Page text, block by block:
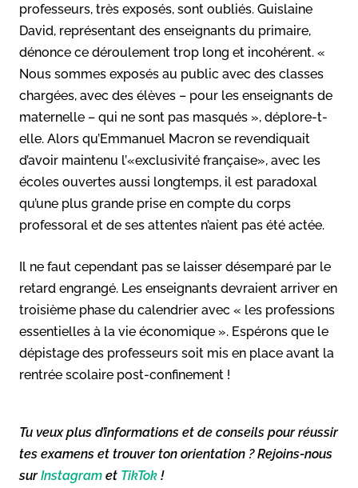
professeurs, très exposés, sont oubliés. Guislaine
David, représentant des enseignants du primaire,
dénonce ce déroulement trop long et incohérent. «
Nous sommes exposés au public avec des classes
chargées, avec des élèves – pour les enseignants de
maternelle – qui ne sont pas masqués », déplore-t-
elle. Alors qu’Emmanuel Macron se revendiquait
d’avoir maintenu l’«exclusivité française», avec les
écoles ouvertes aussi longtemps, il est paradoxal
qu’une plus grande prise en compte du corps
professoral et de ses attentes n’aient pas été actée.
Il ne faut cependant pas se laisser désemparé par le
retard engrangé. Les enseignants devraient arriver en
troisième phase du calendrier avec « les professions
essentielles à la vie économique ». Espérons que le
dépistage des professeurs soit mis en place avant la
rentrée scolaire post-confinement !
Tu veux plus d’informations et de conseils pour réussir
tes examens et trouver ton orientation ? Rejoins-nous
surInstagram et TikTok !